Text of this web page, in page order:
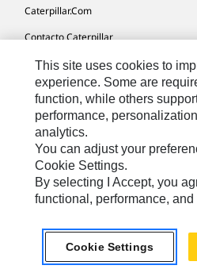
Caterpillar.com
Contacto Caterpillar
Mis Preferencias De Marketing
Mapa Del Sitio
Cookie Settings
Aviso Legal
Privacidad
Europe-Spanish© 2026 Caterpillar.
This site uses cookies to
experience. Some are
function, while others
performance,
analytics.
You can adjust your
Cookie Settings.
By selecting I Accept, you
functional, performance,
Cookie Settings